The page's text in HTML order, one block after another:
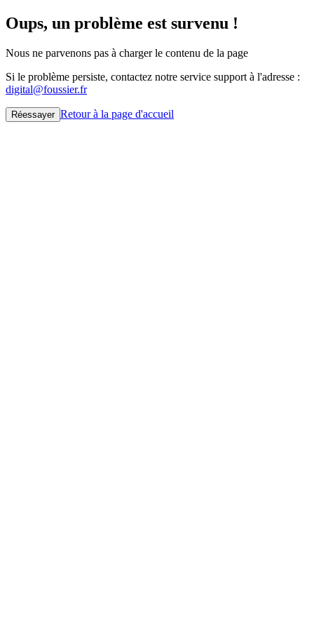
Oups, un problème est survenu !
Nous ne parvenons pas à charger le contenu de la page
Si le problème persiste, contactez notre service support à l'adresse :
digital@foussier.fr
Réessayer Retour à la page d'accueil